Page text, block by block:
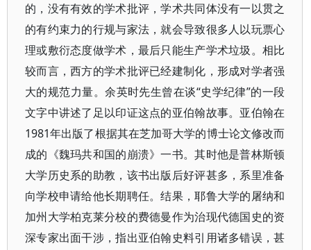
的，没有有效的学术批评，学术共同体没有一以贯之
的有约束力的行规与家法，就会导致很多人以玩票心
理或敷衍态度做学术，最后只能生产学术垃圾。相比
较而言，西方的学术批评已经建制化，形成对学者强
大的规范力量。余英时先生曾在谈“史学纪律”的一段
文字中讲述了足以印证这点的亚伯翰故事。亚伯翰在
1981年出版了根据其在芝加哥大学的博士论文修改而
成的《魏玛共和国的崩溃》一书。其时他是普林斯顿
大学历史系的助教，该书出版后好评甚多，系里准备
向学校申请给他长期聘任。结果，耶鲁大学的屠纳和
加州大学柏克莱分校的费德曼作为治现代德国史的资
深专家出面干涉，指出亚伯翰史料引用诸多错误，甚